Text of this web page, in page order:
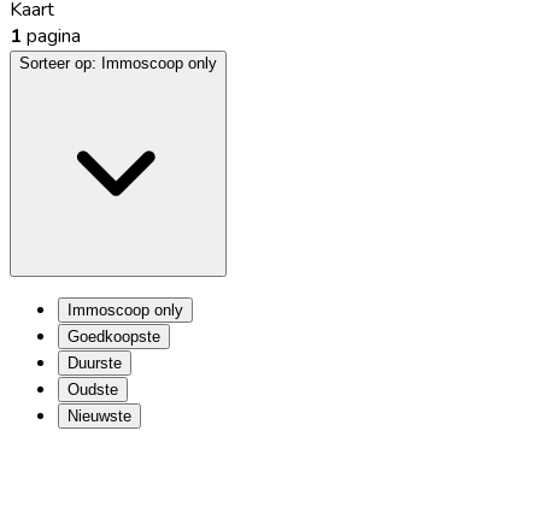
Kaart
1 pagina
Sorteer op: Immoscoop only
Immoscoop only
Goedkoopste
Duurste
Oudste
Nieuwste